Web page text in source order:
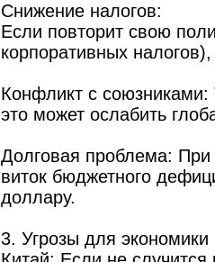
Снижение налогов:
Если повторит свою
корпоративных
Конфликт с
это может ослабить
Долговая проблема:
виток бюджетного
доллару.
3. Угрозы для